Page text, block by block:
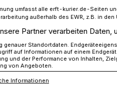
nach
umfasst alle erft-kurier.de-Seiten
außerhalb des EWR, z.B. in den
Partner verarbeiten Daten,
genauer Standortdaten.
auf Informationen auf einem
und der Performance von Inhalten,
von Angeboten.
Informationen